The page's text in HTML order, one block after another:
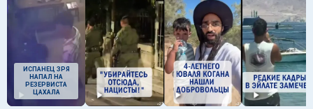
ИСПАНЕЦ ЗРЯ
НАПАЛ НА
РЕЗЕРВИСТА
ЦАХАЛА